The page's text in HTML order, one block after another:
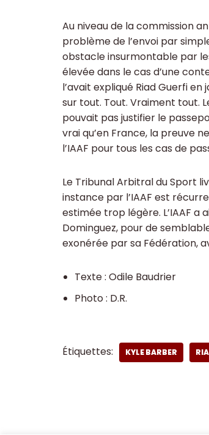
Au niveau de la commission
problème de l’envoi par
obstacle insurmontable par
élevée dans le cas d’une
l’avait expliqué Riad Guerfi
sur tout. Tout. Vraiment tout.
pouvait pas justifier le
vrai qu’en France, la preuve
l’IAAF pour tous les cas de
Le Tribunal Arbitral du Sport
instance par l’IAAF est
estimée trop légère. L’IAAF a
Dominguez, pour de
exonérée par sa Fédération,
Texte : Odile Baudrier
Photo : D.R.
Étiquettes: KYLE BARBER